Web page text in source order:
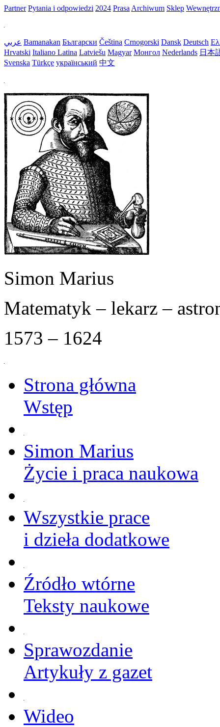
Partner Pytania i odpowiedzi 2024 Prasa Archiwum Sklep
عربي Bamanakan Български Čeština Crnogorski Dansk Deutsch
Hrvatski Italiano Latina Latviešu Magyar Монгол Nederlands 日本
Svenska Türkçe український 中文
Simon Marius
Matematyk – lekarz –
1573 – 1624
Strona główna
Wstęp
Simon Marius
Życie i praca naukowa
Wszystkie prace
i dzieła dodatkowe
Źródło wtórne
Teksty naukowe
Sprawozdanie
Artykuły z gazet
Wideo